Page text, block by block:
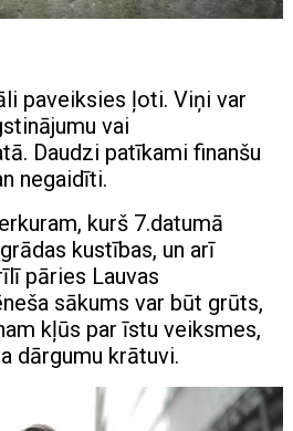
paveiksies ļoti. Viņi var
vai
Daudzi patīkami finanšu
negaidīti.
kurš 7.datumā
kustības, un arī
pāries Lauvas
sākums var būt grūts,
kļūs par īstu veiksmes,
dārgumu krātuvi.